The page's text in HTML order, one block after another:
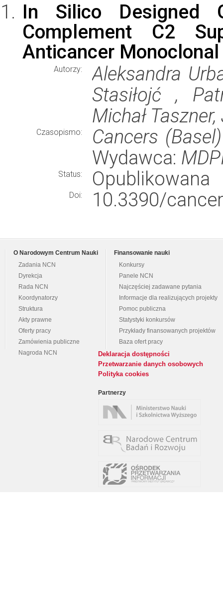
In Silico Designed
Complement C2
Anticancer
Autorzy:
Aleksandra
Stasiłojć ,
Michał
Czasopismo: Cancers (Basel)
Wydawca:
Status: Opublikowana
Doi: 10.3390/
O Narodowym Centrum Nauki
Zadania NCN
Dyrekcja
Rada NCN
Koordynatorzy
Struktura
Akty prawne
Oferty pracy
Zamówienia publiczne
Nagroda NCN
Finansowanie nauki
Konkursy
Panele NCN
Najczęściej zadawane pytania
Informacje dla realizujących projekty
Pomoc publiczna
Statystyki konkursów
Przykłady finansowanych projektów
Baza ofert pracy
Deklaracja dostępności
Przetwarzanie danych osobowych
Polityka cookies
Partnerzy